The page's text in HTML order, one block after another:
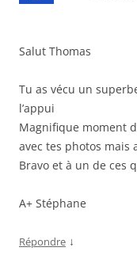
Salut Thomas
Tu as vécu un
l’appui
Magnifique moment
avec tes photos mais
Bravo et à un de ces
A+ Stéphane
Répondre ↓